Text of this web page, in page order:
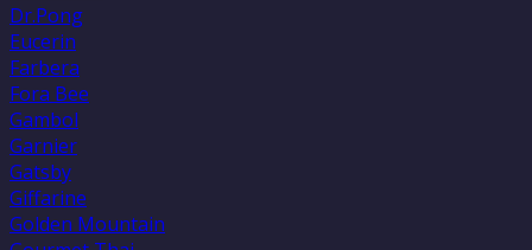
Dr.Pong
Eucerin
Farbera
Fora Bee
Gambol
Garnier
Gatsby
Giffarine
Golden Mountain